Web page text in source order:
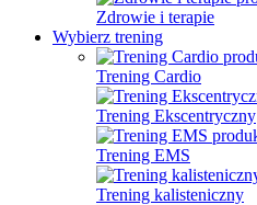
Zdrowie i terapie
Wybierz trening
Trening Cardio
Trening Ekscentryczny
Trening EMS
Trening kalisteniczny